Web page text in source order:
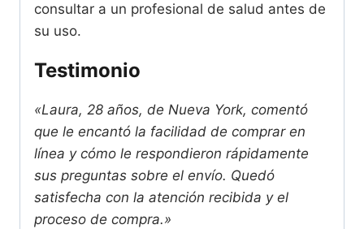
consultar a un profesional de salud antes de
su uso.
Testimonio
«Laura, 28 años, de Nueva York, comentó
que le encantó la facilidad de comprar en
línea y cómo le respondieron rápidamente
sus preguntas sobre el envío. Quedó
satisfecha con la atención recibida y el
proceso de compra.»